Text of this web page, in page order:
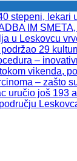
stepeni,
IM
u Leskovcu
podržao 29
–
vikenda,
– zašto
uručio još 193